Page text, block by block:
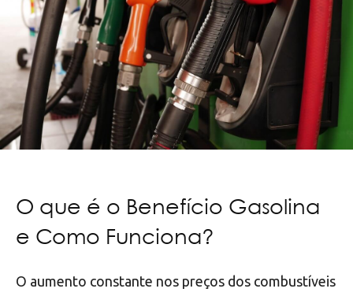
O que é o Benefício Gasolina
e Como Funciona?
O aumento constante nos preços dos combustíveis